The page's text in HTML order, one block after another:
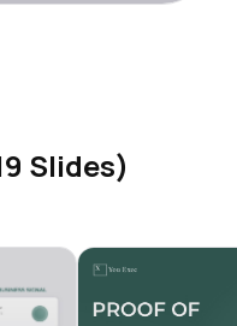
Slides)